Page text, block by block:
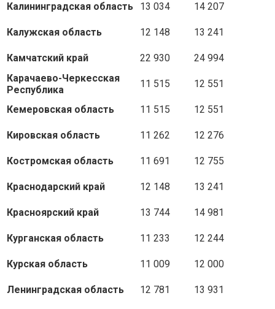
Калининградская область 13 034 14 207
Калужская область 12 148 13 241
Камчатский край 22 930
24 994
Карачаево-Черкесская
Республика
11 515 12 551
Кемеровская область 11 515 12 551
Кировская область 11 262 12 276
Костромская область 11 691 12 755
Краснодарский край 12 148 13 241
Красноярский край 13 744 14 981
Курганская область 11 233 12 244
Курская область 11 009 12 000
Ленинградская область 12 781 13 931